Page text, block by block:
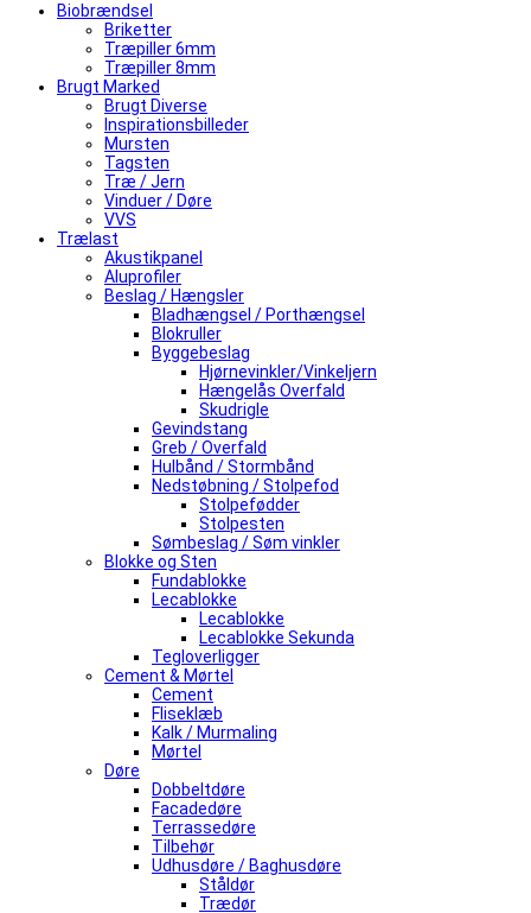
Biobrændsel
Briketter
Træpiller 6mm
Træpiller 8mm
Brugt Marked
Brugt Diverse
Inspirationsbilleder
Mursten
Tagsten
Træ / Jern
Vinduer / Døre
VVS
Trælast
Akustikpanel
Aluprofiler
Beslag / Hængsler
Bladhængsel / Porthængsel
Blokruller
Byggebeslag
Hjørnevinkler/Vinkeljern
Hængelås Overfald
Skudrigle
Gevindstang
Greb / Overfald
Hulbånd / Stormbånd
Nedstøbning / Stolpefod
Stolpefødder
Stolpesten
Sømbeslag / Søm vinkler
Blokke og Sten
Fundablokke
Lecablokke
Lecablokke
Lecablokke Sekunda
Tegloverligger
Cement & Mørtel
Cement
Fliseklæb
Kalk / Murmaling
Mørtel
Døre
Dobbeltdøre
Facadedøre
Terrassedøre
Tilbehør
Udhusdøre / Baghusdøre
Ståldør
Trædør